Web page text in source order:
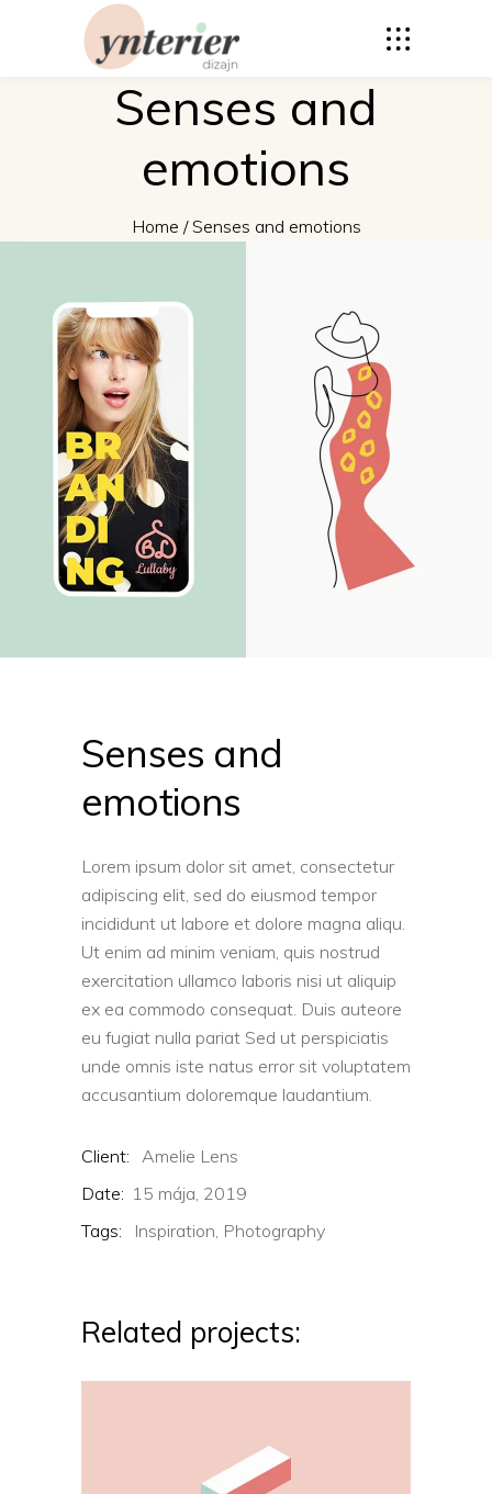
Senses and
emotions
Home /Senses and emotions
Senses and
emotions
Lorem ipsum dolor sit amet, consectetur
adipiscing elit, sed do eiusmod tempor
incididunt ut labore et dolore magna aliqu.
Ut enim ad minim veniam, quis nostrud
exercitation ullamco laboris nisi ut aliquip
ex ea commodo consequat. Duis auteore
eu fugiat nulla pariat Sed ut perspiciatis
unde omnis iste natus error sit voluptatem
accusantium doloremque laudantium.
Client: Amelie Lens
Date: 15 mája, 2019
Tags:
Inspiration, Photography
Related projects: